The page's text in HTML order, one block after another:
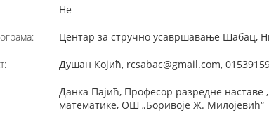
Не
Центар за стручно усавршавање Шабац,
Душан Којић, rcsabac@gmail.com,
Данка Пајић, Професор разредне
математике, ОШ „Боривоје Ж. Милојевић“